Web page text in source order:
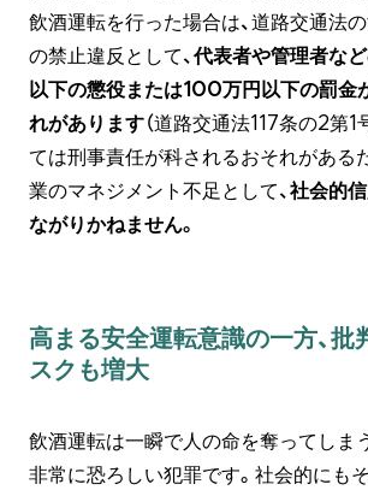
飲酒運転を行った場合は、道路交通法
の禁止違反として、代表者や管理者な
以下の懲役または100万円以下の罰金
れがあります（道路交通法117条の2第1
ては刑事責任が科されるおそれがある
業のマネジメント不足として、 社会的
ながりかねません。
高まる安全運転意識の一方、批
スクも増大
飲酒運転は一瞬で人の命を奪ってしま
非常に恐ろしい犯罪です。社会的にも